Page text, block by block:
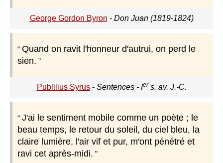
George Gordon Byron - Don Juan (1819-1824)
Quand on ravit l'honneur d'autrui, on perd le
sien.
Publilius Syrus- Sentences - Ier s. av. J.-C.
J'ai le sentiment mobile comme un poète ; le
beau temps, le retour du soleil, du ciel bleu, la
claire lumière, l'air vif et pur, m'ont pénétré et
ravi cet après-midi.